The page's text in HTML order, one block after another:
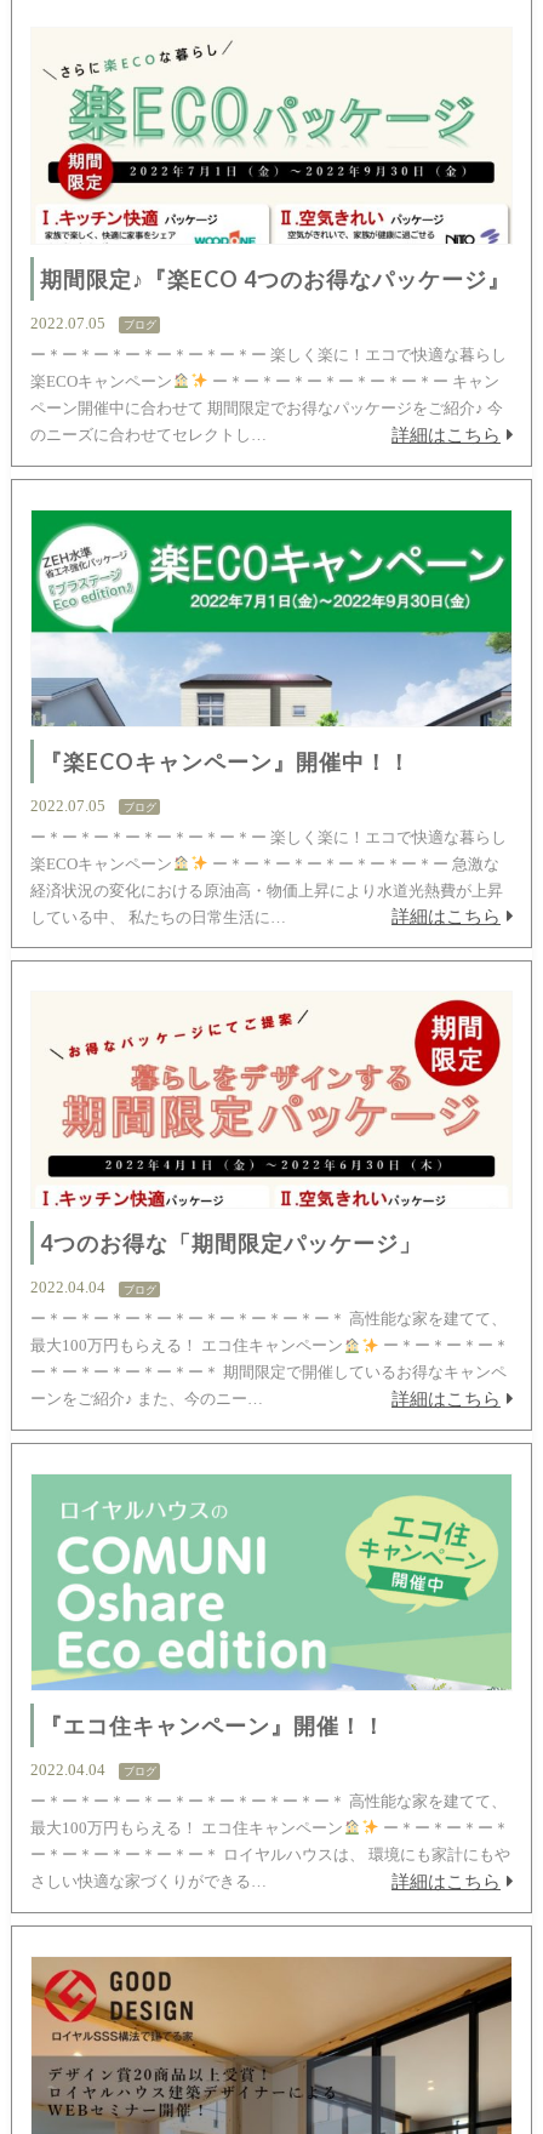
期間限定♪『楽ECO 4つのお得なパッケージ』
2022.07.05 ブログ
ー＊ー＊ー＊ー＊ー＊ー＊ー＊ー 楽しく楽に！エコで快適な暮らし
楽ECOキャンペーン
ー＊ー＊ー＊ー＊ー＊ー＊ー＊ー キャン
ペーン開催中に合わせて 期間限定でお得なパッケージをご紹介♪ 今
のニーズに合わせてセレクトし…
詳細はこちら
『楽ECOキャンペーン』開催中！！
2022.07.05 ブログ
ー＊ー＊ー＊ー＊ー＊ー＊ー＊ー 楽しく楽に！エコで快適な暮らし
楽ECOキャンペーン
ー＊ー＊ー＊ー＊ー＊ー＊ー＊ー 急激な
経済状況の変化における原油高・物価上昇により水道光熱費が上昇
している中、 私たちの日常生活に…
詳細はこちら
4つのお得な「期間限定パッケージ」
2022.04.04 ブログ
ー＊ー＊ー＊ー＊ー＊ー＊ー＊ー＊ー＊ー＊ 高性能な家を建てて、
最大100万円もらえる！ エコ住キャンペーン
ー＊ー＊ー＊ー＊
ー＊ー＊ー＊ー＊ー＊ー＊ 期間限定で開催しているお得なキャンペ
ーンをご紹介♪ また、今のニー…
詳細はこちら
『エコ住キャンペーン』開催！！
2022.04.04 ブログ
ー＊ー＊ー＊ー＊ー＊ー＊ー＊ー＊ー＊ー＊ 高性能な家を建てて、
最大100万円もらえる！ エコ住キャンペーン
ー＊ー＊ー＊ー＊
ー＊ー＊ー＊ー＊ー＊ー＊ ロイヤルハウスは、 環境にも家計にもや
さしい快適な家づくりができる…
詳細はこちら